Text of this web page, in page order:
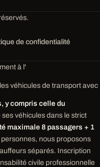
de confidentialité
à l'
véhicules de transport avec
y compris celle du
véhicules dans le strict
maximale 8 passagers + 1
nous proposons
séparés. Inscription
civile professionnelle